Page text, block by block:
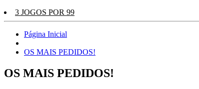
3 JOGOS POR 99
Página Inicial
OS MAIS PEDIDOS!
OS MAIS PEDIDOS!